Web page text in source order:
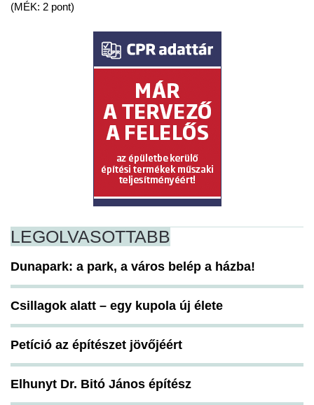
(MÉK: 2 pont)
LEGOLVASOTTABB
Dunapark: a park, a város belép a házba!
Csillagok alatt – egy kupola új élete
Petíció az építészet jövőjéért
Elhunyt Dr. Bitó János építész